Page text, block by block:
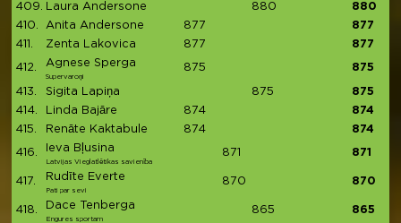
409. Laura Andersone 880
880
410.
Anita Andersone 877
877
411.
Zenta Lakovica 877 877
412. Agnese Sperga
Supervaroņi
875 875
413. Sigita Lapiņa 875
875
414.
Linda Bajāre 874
874
415.
Renāte Kaktabule 874 874
416. Ieva Bļusina
Latvijas Vieglatlētikas savienība
871 871
417. Rudīte Everte
Pati par sevi
870 870
418. Dace Tenberga
Engures sportam
865 865